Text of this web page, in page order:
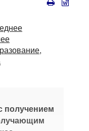
получением